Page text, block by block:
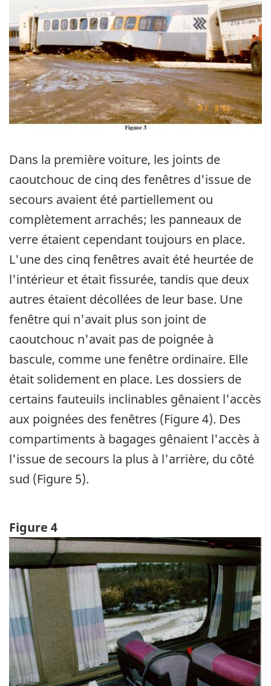
Dans la première voiture, les joints de
caoutchouc de cinq des fenêtres d'issue de
secours avaient été partiellement ou
complètement arrachés; les panneaux de
verre étaient cependant toujours en place.
L'une des cinq fenêtres avait été heurtée de
l'intérieur et était fissurée, tandis que deux
autres étaient décollées de leur base. Une
fenêtre qui n'avait plus son joint de
caoutchouc n'avait pas de poignée à
bascule, comme une fenêtre ordinaire. Elle
était solidement en place. Les dossiers de
certains fauteuils inclinables gênaient l'accès
aux poignées des fenêtres (Figure 4). Des
compartiments à bagages gênaient l'accès à
l'issue de secours la plus à l'arrière, du côté
sud (Figure 5).
Figure 4
Image